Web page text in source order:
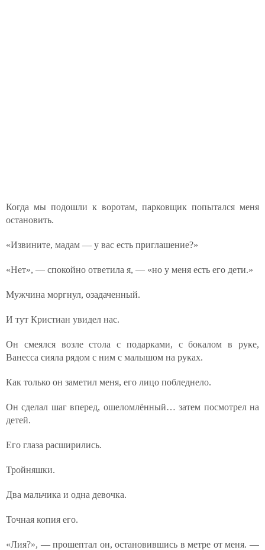
Когда мы подошли к воротам, парковщик попытался меня
остановить.
«Извините, мадам — у вас есть приглашение?»
«Нет», — спокойно ответила я, — «но у меня есть его дети.»
Мужчина моргнул, озадаченный.
И тут Кристиан увидел нас.
Он смеялся возле стола с подарками, с бокалом в руке,
Ванесса сияла рядом с ним с малышом на руках.
Как только он заметил меня, его лицо побледнело.
Он сделал шаг вперед, ошеломлённый… затем посмотрел на
детей.
Его глаза расширились.
Тройняшки.
Два мальчика и одна девочка.
Точная копия его.
«Лия?», — прошептал он, остановившись в метре от меня. —